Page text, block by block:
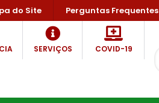
do Site Perguntas Frequentes
SERVIÇOS COVID-19